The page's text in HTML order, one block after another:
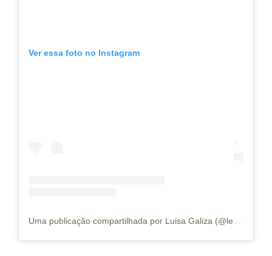
Ver essa foto no Instagram
Uma publicação compartilhada por Luisa Galiza (@levenaviagem)